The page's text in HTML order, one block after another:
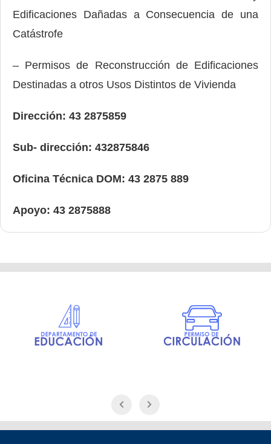
Edificaciones Dañadas a Consecuencia de una
Catástrofe
– Permisos de Reconstrucción de Edificaciones
Destinadas a otros Usos Distintos de Vivienda
Dirección: 43 2875859
Sub- dirección: 432875846
Oficina Técnica DOM: 43 2875 889
Apoyo: 43 2875888